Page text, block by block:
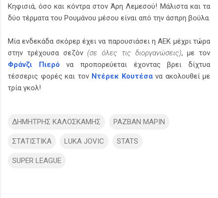
Κηφισιά, όσο και κόντρα στον Άρη Λεμεσού! Μάλιστα και τα
δύο τέρματα του Ρουμάνου μέσου είναι από την άσπρη βούλα.
Μία ενδεκάδα σκόρερ έχει να παρουσιάσει η ΑΕΚ μέχρι τώρα
στην τρέχουσα σεζόν(σε όλες τις διοργανώσεις), με τον
Φράνζι Πιερό να προπορεύεται έχοντας βρει δίχτυα
τέσσερις φορές και τον Ντέρεκ Κουτέσανα ακολουθεί με
τρία γκολ!
ΔΗΜΗΤΡΗΣ ΚΑΛΟΣΚΑΜΗΣ ΡΑΖΒΑΝ ΜΑΡΙΝ
ΣΤΑΤΙΣΤΙΚΑ LUKA JOVIC STATS
SUPER LEAGUE